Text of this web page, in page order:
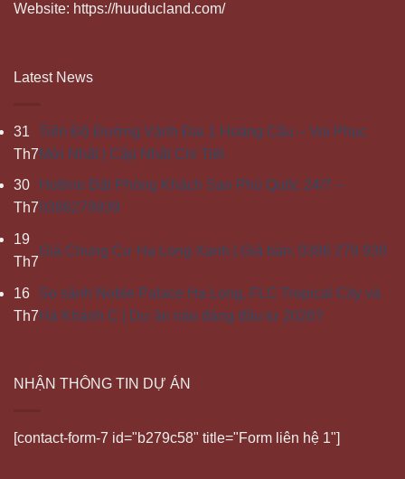
Website: https://huuducland.com/
Latest News
31
Th7
Tiến Độ Đường Vành Đai 1 Hoàng Cầu – Voi Phục
Mới Nhất | Cập Nhật Chi Tiết
30
Th7
Hotline Đặt Phòng Khách Sạn Phú Quốc 24/7 –
0386279939
19
Th7
Giá Chung Cư Hạ Long Xanh | Giá bán: 0386 279 939
16
Th7
So sánh Noble Palace Hạ Long, FLC Tropical City và
Hà Khánh C | Dự án nào đáng đầu tư 2026?
NHẬN THÔNG TIN DỰ ÁN
[contact-form-7 id="b279c58" title="Form liên hệ 1"]